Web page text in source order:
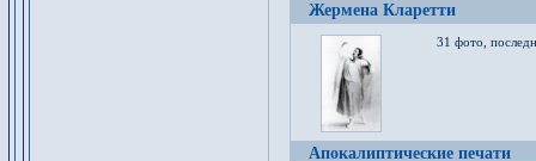
Жермена Кларетти
31 фото,
Апокалиптические печати